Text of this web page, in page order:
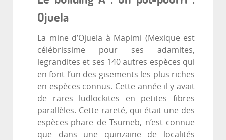
Ojuela
La mine d’Ojuela à Mapimi (Mexique est
célébrissime pour ses adamites,
legrandites et ses 140 autres espèces qui
en font l’un des gisements les plus riches
en espèces connus. Cette année il y avait
de rares ludlockites en petites fibres
parallèles. Cette rareté, qui était une des
espèces-phare de Tsumeb, n’est connue
que dans une quinzaine de localités